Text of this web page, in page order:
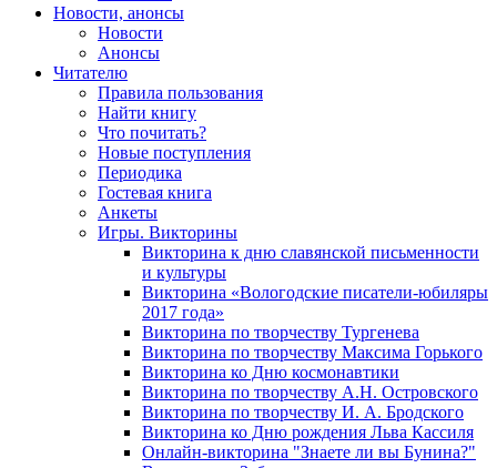
Новости, анонсы
Новости
Анонсы
Читателю
Правила пользования
Найти книгу
Что почитать?
Новые поступления
Периодика
Гостевая книга
Анкеты
Игры. Викторины
Викторина к дню славянской письменности
и культуры
Викторина «Вологодские писатели-юбиляры
2017 года»
Викторина по творчеству Тургенева
Викторина по творчеству Максима Горького
Викторина ко Дню космонавтики
Викторина по творчеству А.Н. Островского
Викторина по творчеству И. А. Бродского
Викторина ко Дню рождения Льва Кассиля
Онлайн-викторина "Знаете ли вы Бунина?"